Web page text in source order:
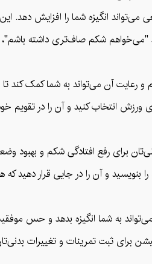
انگیزه شما را افزایش دهد. این
داشته باشم"، هدفی مانند "می‌خواهم 5 کیلو وزن کم
و رعایت آن می‌تواند به شما کمک
انتخاب کنید و آن را در تقویم
برای رفع افتادگی شکم و بهبود
بنویسید و آن را در جایی قرار دهید
به شما انگیزه بدهد و حس
برای ثبت تمرینات و تغییرات